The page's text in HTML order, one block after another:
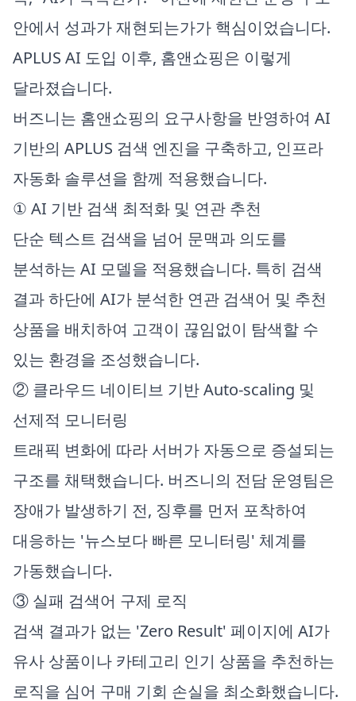
안에서 성과가 재현되는가가 핵심이었습니다.
APLUS AI 도입 이후, 홈앤쇼핑은 이렇게
달라졌습니다.
버즈니는 홈앤쇼핑의 요구사항을 반영하여 AI
기반의 APLUS 검색 엔진을 구축하고, 인프라
자동화 솔루션을 함께 적용했습니다.
① AI 기반 검색 최적화 및 연관 추천
단순 텍스트 검색을 넘어 문맥과 의도를
분석하는 AI 모델을 적용했습니다. 특히 검색
결과 하단에 AI가 분석한 연관 검색어 및 추천
상품을 배치하여 고객이 끊임없이 탐색할 수
있는 환경을 조성했습니다.
② 클라우드 네이티브 기반 Auto-scaling 및
선제적 모니터링
트래픽 변화에 따라 서버가 자동으로 증설되는
구조를 채택했습니다. 버즈니의 전담 운영팀은
장애가 발생하기 전, 징후를 먼저 포착하여
대응하는 '뉴스보다 빠른 모니터링' 체계를
가동했습니다.
③ 실패 검색어 구제 로직
검색 결과가 없는 'Zero Result' 페이지에 AI가
유사 상품이나 카테고리 인기 상품을 추천하는
로직을 심어 구매 기회 손실을 최소화했습니다.